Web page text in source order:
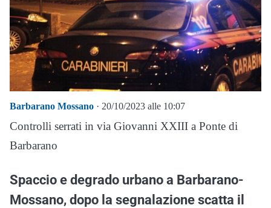
Barbarano Mossano · 20/10/2023 alle 10:07
Controlli serrati in via Giovanni XXIII a Ponte di
Barbarano
Spaccio e degrado urbano a Barbarano-
Mossano, dopo la segnalazione scatta il